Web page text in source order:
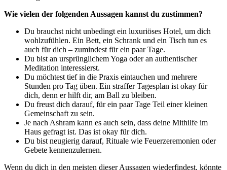
Wie vielen der folgenden Aussagen kannst du zustimmen?
Du brauchst nicht unbedingt ein luxuriöses Hotel, um dich
wohlzufühlen. Ein Bett, ein Schrank und ein Tisch tun es
auch für dich – zumindest für ein paar Tage.
Du bist an ursprünglichem Yoga oder an authentischer
Meditation interessierst.
Du möchtest tief in die Praxis eintauchen und mehrere
Stunden pro Tag üben. Ein straffer Tagesplan ist okay für
dich, denn er hilft dir, am Ball zu bleiben.
Du freust dich darauf, für ein paar Tage Teil einer kleinen
Gemeinschaft zu sein.
Je nach Ashram kann es auch sein, dass deine Mithilfe im
Haus gefragt ist. Das ist okay für dich.
Du bist neugierig darauf, Rituale wie Feuerzeremonien oder
Gebete kennenzulernen.
Wenn du dich in den meisten dieser Aussagen wiederfindest, könnte